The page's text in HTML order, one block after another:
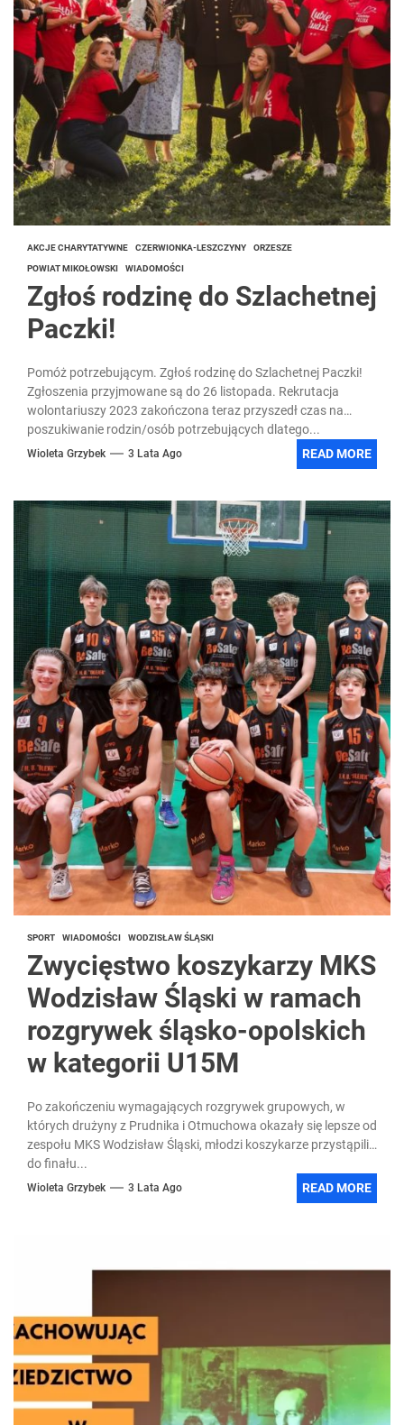
AKCJE CHARYTATYWNE CZERWIONKA-LESZCZYNY ORZESZE
POWIAT MIKOŁOWSKI WIADOMOŚCI
Zgłoś rodzinę do Szlachetnej
Paczki!
Pomóż potrzebującym. Zgłoś rodzinę do Szlachetnej Paczki!
Zgłoszenia przyjmowane są do 26 listopada. Rekrutacja
wolontariuszy 2023 zakończona teraz przyszedł czas na
poszukiwanie rodzin/osób potrzebujących dlatego...
Wioleta Grzybek 3 Lata Ago READ MORE
SPORT WIADOMOŚCI WODZISŁAW ŚLĄSKI
Zwycięstwo koszykarzy MKS
Wodzisław Śląski w ramach
rozgrywek śląsko-opolskich
w kategorii U15M
Po zakończeniu wymagających rozgrywek grupowych, w
których drużyny z Prudnika i Otmuchowa okazały się lepsze od
zespołu MKS Wodzisław Śląski, młodzi koszykarze przystąpili
do finału...
Wioleta Grzybek 3 Lata Ago READ MORE